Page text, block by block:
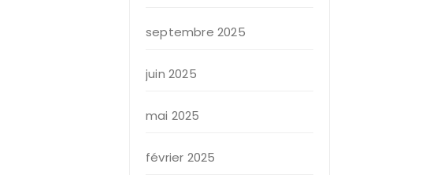
septembre 2025
juin 2025
mai 2025
février 2025